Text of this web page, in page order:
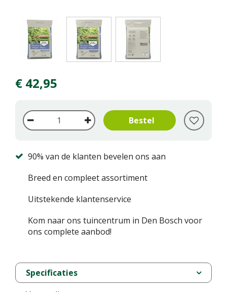
€ 42,95
90% van de klanten bevelen ons aan
Breed en compleet assortiment
Uitstekende klantenservice
Kom naar ons tuincentrum in Den Bosch voor
ons complete aanbod!
Specificaties